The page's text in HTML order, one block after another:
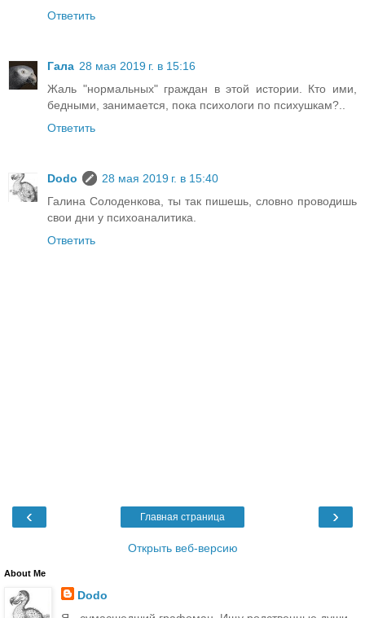
Ответить
Гала 28 мая 2019 г. в 15:16
Жаль "нормальных" граждан в этой истории. Кто ими,
бедными, занимается, пока психологи по психушкам?..
Ответить
Dodo
28 мая 2019 г. в 15:40
Галина Солоденкова, ты так пишешь, словно проводишь
свои дни у психоаналитика.
Ответить
‹ ›
Главная страница
Открыть веб-версию
About Me
Dodo